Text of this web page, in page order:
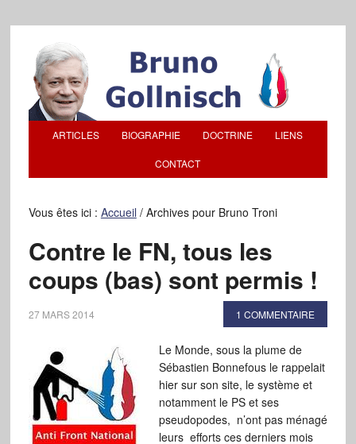
ARTICLES BIOGRAPHIE DOCTRINE LIENS
CONTACT
Vous êtes ici : Accueil /Archives pour Bruno Troni
Contre le FN, tous les
coups (bas) sont permis !
27 MARS 2014 1 COMMENTAIRE
Le Monde, sous la plume de
Sébastien Bonnefous le rappelait
hier sur son site, le système et
notamment le PS et ses
pseudopodes, n’ont pas ménagé
leurs efforts ces derniers mois